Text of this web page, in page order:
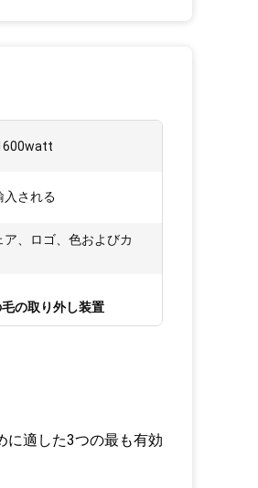
入される
ア、ロゴ、色およびカ
の取り外し装置
に適した3つの最も有効